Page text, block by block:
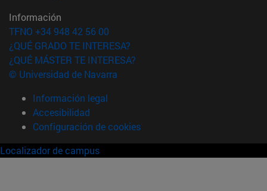
Información
TFNO +34 948 42 56 00
¿QUÉ GRADO TE INTERESA?
¿QUÉ MÁSTER TE INTERESA?
© Universidad de Navarra
Información legal
Accesibilidad
Configuración de cookies
Localizador de campus